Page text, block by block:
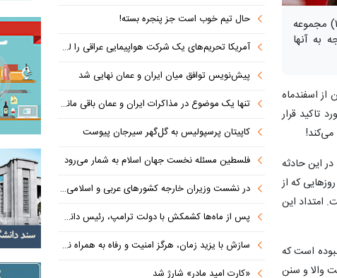
در پیام‌های رهبر عزیز انقلاب اسلامی ایران از اسفندماه ۱۴۰۴ تا امروز(۷ خرداد ماه ۱۴۰۵) مجموعه
به آنها
از اسفندماه
مورد تاکید قرار
می‌کند!
این حادثه
که از
امتداد این
است که
والا و سنن
حال تیم خوب است جز پنجره بسته!
آمریکا تحریم‌های یک شرکت هواپیمایی عراقی را لغو کرد
پیش‌نویس توافق میان ایران و عمان نهایی شد
تنها یک موضوع در مذاکرات ایران و عمان باقی مانده است
کاپیتان پرسپولیس به گل‌گهر سیرجان پیوست
فلسطین مسئله نخست جهان اسلام به شمار می‌رود
در نشست وزیران خارجه کشورهای عربی و اسلامی در امان چه گذشت؟
پس از ماه‌ها کشمکش با دولت ترامپ، رئیس دانشگاه براون کنار می‌رود
سازش با یزید زمان، هرگز امنیت و رفاه به همراه نداشته است
«کارت امید مادر» شارژ شد